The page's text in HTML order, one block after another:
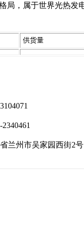
局，属于世界光热发
供货量
兰州市吴家园西街2号